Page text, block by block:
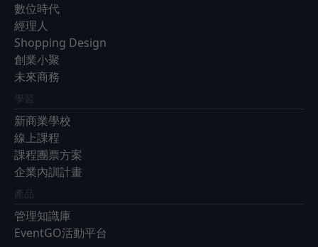
數位時代
經理人
Shopping Design
創業小聚
未來商務
學習
新商業學校
線上課程
課程團票方案
企業內訓計畫
產品
管理知識庫
EventGO活動平台